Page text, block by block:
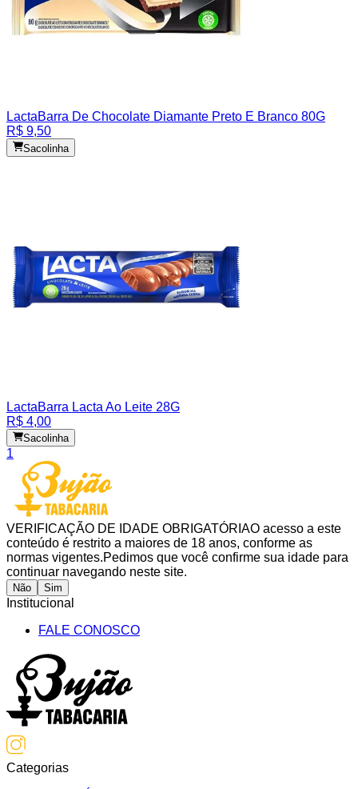
LactaBarra De Chocolate Diamante Preto E Branco 80G
R$ 9,50
Sacolinha
LactaBarra Lacta Ao Leite 28G
R$ 4,00
Sacolinha
1
VERIFICAÇÃO DE IDADE OBRIGATÓRIAO acesso a este
conteúdo é restrito a maiores de 18 anos, conforme as
normas vigentes.Pedimos que você confirme sua idade para
continuar navegando neste site.
Não Sim
Institucional
FALE CONOSCO
Categorias